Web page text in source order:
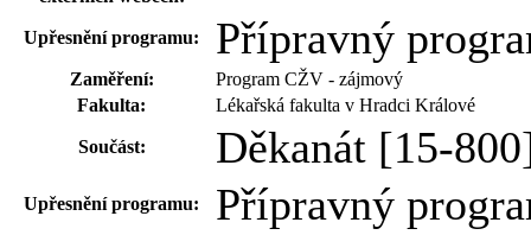
Upřesnění programu: Přípravný
Zaměření:
Program CŽV - zájmový
Fakulta:
Lékařská fakulta v Hradci Králové
Součást: Děkanát [15-
Upřesnění programu: Přípravný